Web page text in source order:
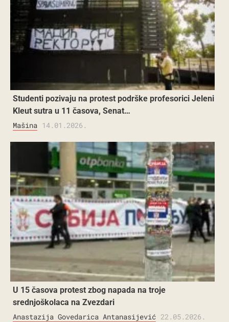
Studenti pozivaju na protest podrške profesorici Jeleni
Kleut sutra u 11 časova, Senat…
Mašina 14.01.2026.
U 15 časova protest zbog napada na troje
srednjoškolaca na Zvezdari
Anastazija Govedarica Antanasijević 22.05.2026.